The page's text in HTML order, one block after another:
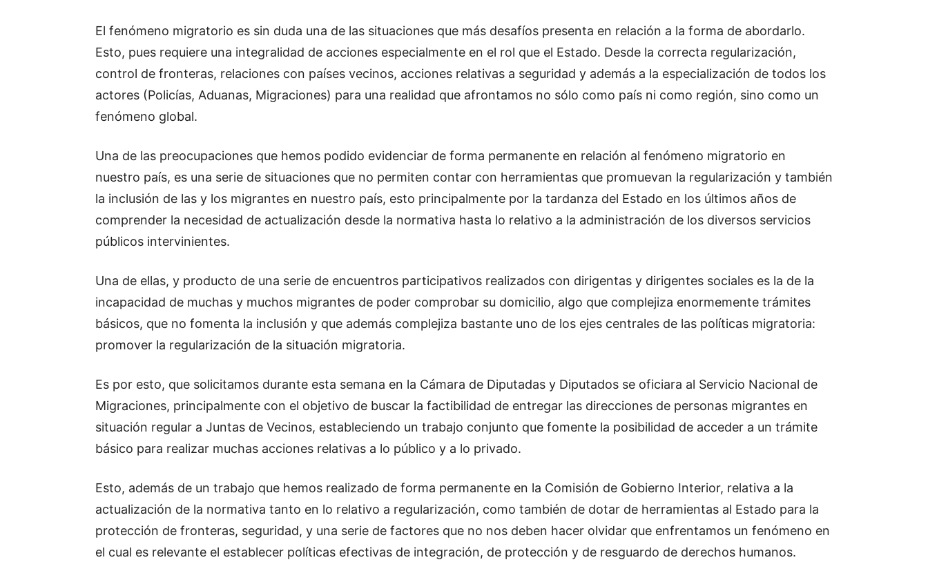
El fenómeno migratorio es sin duda una de las situaciones que más desafíos presenta en relación a la forma de abordarlo.
Esto, pues requiere una integralidad de acciones especialmente en el rol que el Estado. Desde la correcta regularización,
control de fronteras, relaciones con países vecinos, acciones relativas a seguridad y además a la especialización de todos los
actores (Policías, Aduanas, Migraciones) para una realidad que afrontamos no sólo como país ni como región, sino como un
fenómeno global.
Una de las preocupaciones que hemos podido evidenciar de forma permanente en relación al fenómeno migratorio en
nuestro país, es una serie de situaciones que no permiten contar con herramientas que promuevan la regularización y también
la inclusión de las y los migrantes en nuestro país, esto principalmente por la tardanza del Estado en los últimos años de
comprender la necesidad de actualización desde la normativa hasta lo relativo a la administración de los diversos servicios
públicos intervinientes.
Una de ellas, y producto de una serie de encuentros participativos realizados con dirigentas y dirigentes sociales es la de la
incapacidad de muchas y muchos migrantes de poder comprobar su domicilio, algo que complejiza enormemente trámites
básicos, que no fomenta la inclusión y que además complejiza bastante uno de los ejes centrales de las políticas migratoria:
promover la regularización de la situación migratoria.
Es por esto, que solicitamos durante esta semana en la Cámara de Diputadas y Diputados se oficiara al Servicio Nacional de
Migraciones, principalmente con el objetivo de buscar la factibilidad de entregar las direcciones de personas migrantes en
situación regular a Juntas de Vecinos, estableciendo un trabajo conjunto que fomente la posibilidad de acceder a un trámite
básico para realizar muchas acciones relativas a lo público y a lo privado.
Esto, además de un trabajo que hemos realizado de forma permanente en la Comisión de Gobierno Interior, relativa a la
actualización de la normativa tanto en lo relativo a regularización, como también de dotar de herramientas al Estado para la
protección de fronteras, seguridad, y una serie de factores que no nos deben hacer olvidar que enfrentamos un fenómeno en
el cual es relevante el establecer políticas efectivas de integración, de protección y de resguardo de derechos humanos.